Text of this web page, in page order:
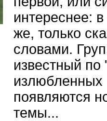
интереснее:
же, только
словами.
известный
излюбленных
появляются
темы...